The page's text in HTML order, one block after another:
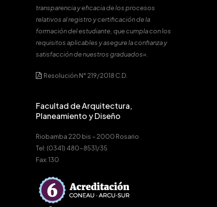
transparencia y eficacia de los procesos
relativos al registro y certificación de la
formación del estudiante, que cumpla con los
requisitos aplicables y asegure la confianza y
satisfacción de nuestros graduados».
Resolución N° 219/2018 C.D.
Facultad de Arquitectura,
Planeamiento y Diseño
Riobamba 220 bis – 2000 Rosario
Tel: (0341) 480-8531/35
Fax: 130